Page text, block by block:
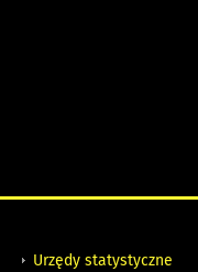
Urzędy statystyczne